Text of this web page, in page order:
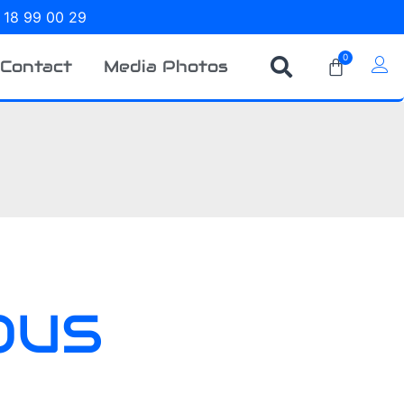
18 99 00 29
Contact Media Photos 0